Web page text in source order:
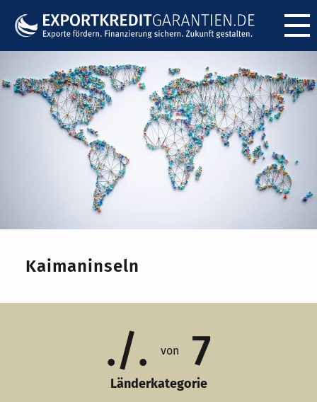
Kaimaninseln
./. von 7
Länderkategorie